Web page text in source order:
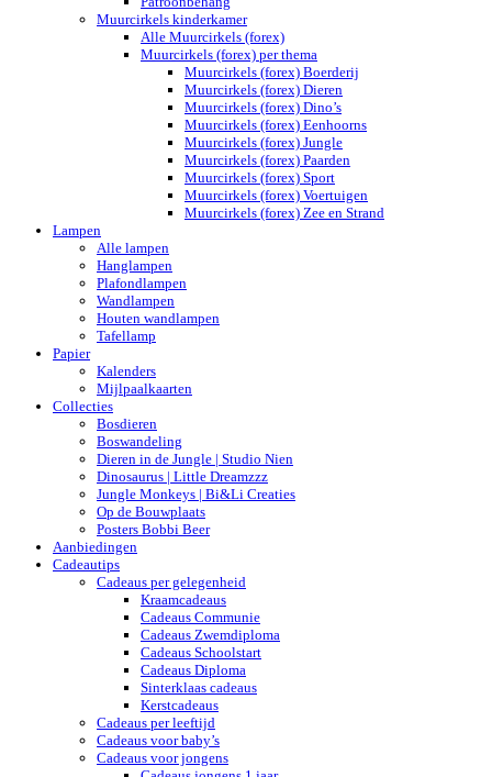
Muurcirkels kinderkamer
Alle Muurcirkels (forex)
Muurcirkels (forex) per thema
Muurcirkels (forex) Boerderij
Muurcirkels (forex) Dieren
Muurcirkels (forex) Dino’s
Muurcirkels (forex) Eenhoorns
Muurcirkels (forex) Jungle
Muurcirkels (forex) Paarden
Muurcirkels (forex) Sport
Muurcirkels (forex) Voertuigen
Muurcirkels (forex) Zee en Strand
Lampen
Alle lampen
Hanglampen
Plafondlampen
Wandlampen
Houten wandlampen
Tafellamp
Papier
Kalenders
Mijlpaalkaarten
Collecties
Bosdieren
Boswandeling
Dieren in de Jungle | Studio Nien
Dinosaurus | Little Dreamzzz
Jungle Monkeys | Bi&Li Creaties
Op de Bouwplaats
Posters Bobbi Beer
Aanbiedingen
Cadeautips
Cadeaus per gelegenheid
Kraamcadeaus
Cadeaus Communie
Cadeaus Zwemdiploma
Cadeaus Schoolstart
Cadeaus Diploma
Sinterklaas cadeaus
Kerstcadeaus
Cadeaus per leeftijd
Cadeaus voor baby’s
Cadeaus voor jongens